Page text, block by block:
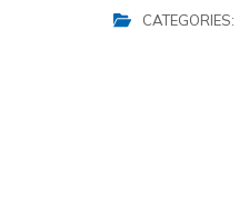
CATEGORIES: